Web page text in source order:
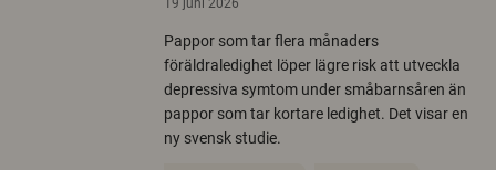
Pappor som tar flera månaders
föräldraledighet löper lägre risk att utveckla
depressiva symtom under småbarnsåren än
pappor som tar kortare ledighet. Det visar en
ny svensk studie.